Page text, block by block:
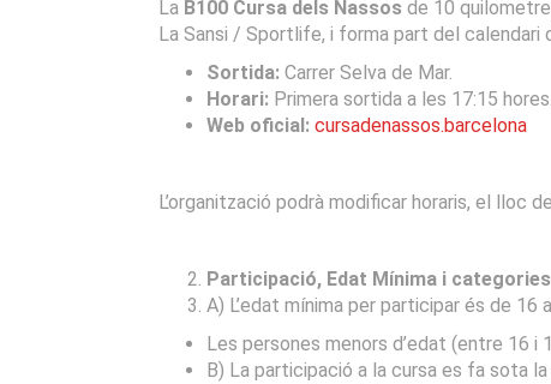
La B100 Cursa dels Nassos de 10
La Sansi / Sportlife, i forma part del calendari
Sortida: Carrer Selva de Mar.
Horari: Primera sortida a les 17:15 hores.
Web oficial: cursadenassos.barcelona
L’organització podrà modificar horaris, el lloc
Participació, Edat Mínima i categories
A) L’edat mínima per participar és de 16
Les persones menors d’edat (entre 16 i
B) La participació a la cursa es fa sota